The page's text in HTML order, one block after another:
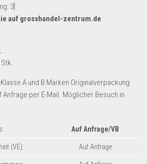
3
auf grosshandel-zentrum.de
A und B Marken Originalverpackung
Anfrage per E-Mail. Möglicher Besuch in
Auf Anfrage/VB
(VE): Auf Anfrage